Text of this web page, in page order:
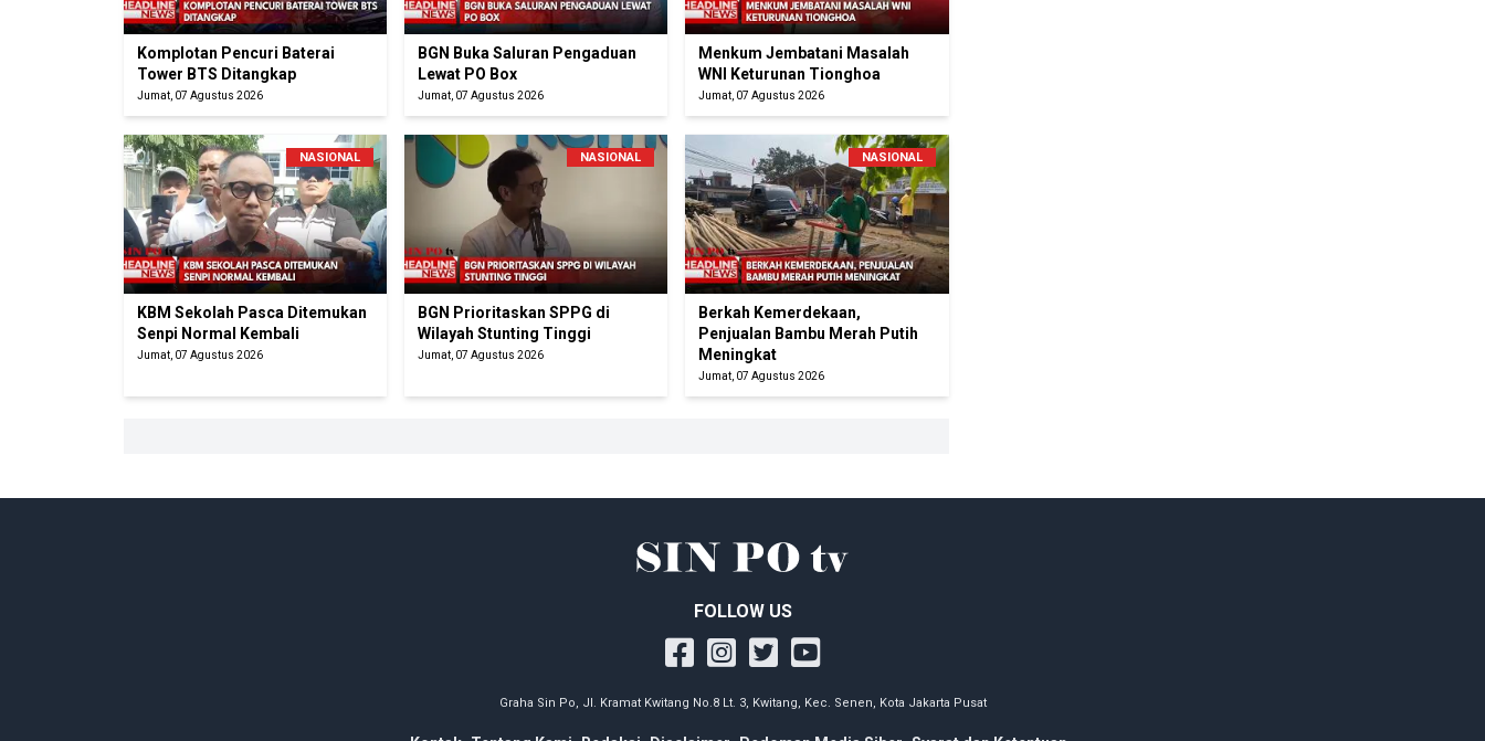
Komplotan Pencuri Baterai
Tower BTS Ditangkap
Jumat, 07 Agustus 2026
BGN Buka Saluran Pengaduan
Lewat PO Box
Jumat, 07 Agustus 2026
Menkum Jembatani Masalah
WNI Keturunan Tionghoa
Jumat, 07 Agustus 2026
NASIONAL
KBM Sekolah Pasca Ditemukan
Senpi Normal Kembali
Jumat, 07 Agustus 2026
NASIONAL
BGN Prioritaskan SPPG di
Wilayah Stunting Tinggi
Jumat, 07 Agustus 2026
NASIONAL
Berkah Kemerdekaan,
Penjualan Bambu Merah Putih
Meningkat
Jumat, 07 Agustus 2026
FOLLOW US
Graha Sin Po, Jl. Kramat Kwitang No.8 Lt. 3, Kwitang, Kec. Senen, Kota Jakarta Pusat